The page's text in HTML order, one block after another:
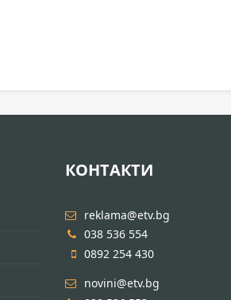
КОНТАКТИ
reklama@etv.bg
038 536 554
0892 254 430
novini@etv.bg